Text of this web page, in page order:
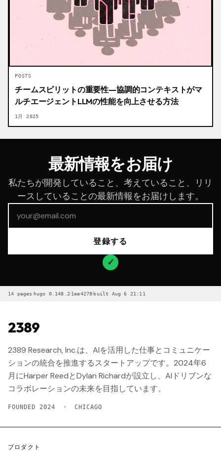
POSTS
チームスピリットの重要性―協調的コンテキストがマ
ルチエージェントLLMの性能を向上させる方法
1月 2025
最新情報をお届け
私たちが開発していること、考えていること、リリ
ースしていることの最新情報をお届けします。
登録する
✓
14 pages·hugo 0.148.2·1ee4278·built Aug 6 21:11
2389
2389 Research, Inc.は、AIを活用した仕事とコミュニケー
ションの統合を推進するスタートアップです。2024年6
月にHarper ReedとDylan Richardが設立し、AIドリブンな
コラボレーションの未来を目指しています。
FOUNDED 2024 • CHICAGO
プロダクト